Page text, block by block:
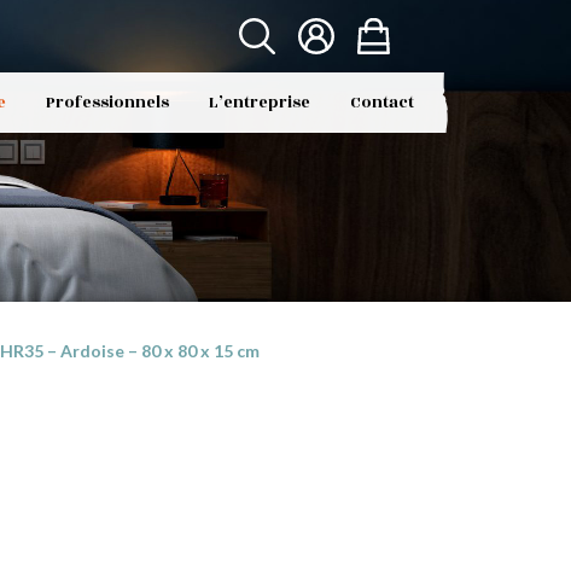
Professionnels L’entreprise Contact
– Ardoise – 80 x 80 x 15 cm